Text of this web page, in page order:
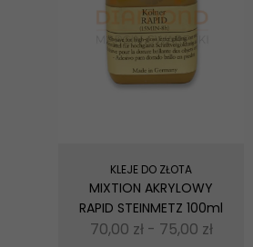
KLEJE DO ZŁOTA
MIXTION AKRYLOWY
RAPID STEINMETZ 100ml
70,00 zł - 75,00 zł